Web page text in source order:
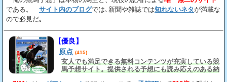
である。 サイト内のブログでは､新聞や雑誌では知れないネタが満載な
ので必見だ｡
【優良】
原点 (415)
玄人でも満足できる無料コンテンツが充実している競
馬予想サイト。提供される予想にも読み応えのある納